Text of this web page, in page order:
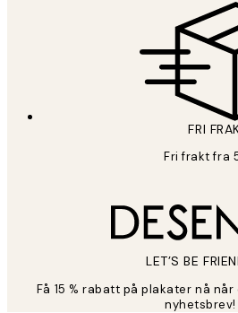
FRI
Fri frakt fra
LET’S BE
Få 15 % rabatt på plakater nå
nyhetsbrev!